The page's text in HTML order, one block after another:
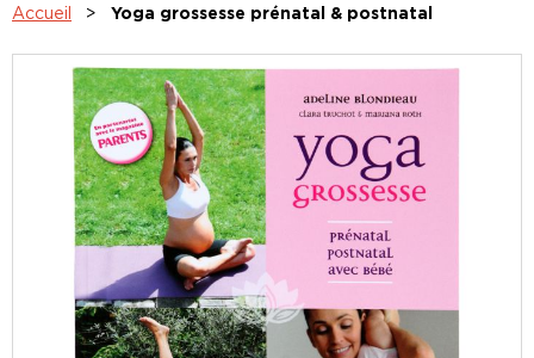
Accueil Yoga grossesse prénatal & postnatal